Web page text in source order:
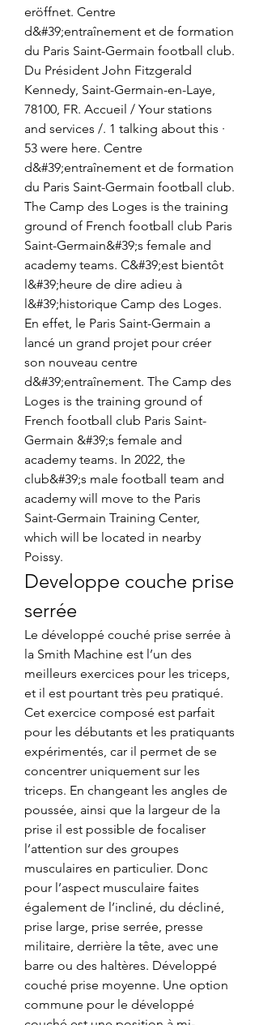
eröffnet. Centre
d&#39;entraînement et de formation
du Paris Saint-Germain football club.
Du Président John Fitzgerald
Kennedy, Saint-Germain-en-Laye,
78100, FR. Accueil / Your stations
and services /. 1 talking about this ·
53 were here. Centre
d&#39;entraînement et de formation
du Paris Saint-Germain football club.
The Camp des Loges is the training
ground of French football club Paris
Saint-Germain&#39;s female and
academy teams. C&#39;est bientôt
l&#39;heure de dire adieu à
l&#39;historique Camp des Loges.
En effet, le Paris Saint-Germain a
lancé un grand projet pour créer
son nouveau centre
d&#39;entraînement. The Camp des
Loges is the training ground of
French football club Paris Saint-
Germain &#39;s female and
academy teams. In 2022, the
club&#39;s male football team and
academy will move to the Paris
Saint-Germain Training Center,
which will be located in nearby
Poissy.
Developpe couche prise
serrée
Le développé couché prise serrée à
la Smith Machine est l’un des
meilleurs exercices pour les triceps,
et il est pourtant très peu pratiqué.
Cet exercice composé est parfait
pour les débutants et les pratiquants
expérimentés, car il permet de se
concentrer uniquement sur les
triceps. En changeant les angles de
poussée, ainsi que la largeur de la
prise il est possible de focaliser
l’attention sur des groupes
musculaires en particulier. Donc
pour l’aspect musculaire faites
également de l’incliné, du décliné,
prise large, prise serrée, presse
militaire, derrière la tête, avec une
barre ou des haltères. Développé
couché prise moyenne. Une option
commune pour le développé